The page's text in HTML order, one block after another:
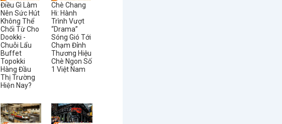
Điều Gì Làm
Nên Sức Hút
Không Thể
Chối Từ Cho
Dookki -
Chuỗi Lẩu
Buffet
Topokki
Hàng Đầu
Thị Trường
Hiện Nay?
Chè Chang
Hi: Hành
Trình Vượt
“Drama”
Sóng Gió Tới
Chạm Đỉnh
Thương Hiệu
Chè Ngon Số
1 Việt Nam